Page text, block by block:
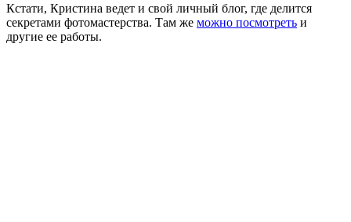
Кстати, Кристина ведет и свой личный блог, где делится
секретами фотомастерства. Там же можно посмотреть и
другие ее работы.